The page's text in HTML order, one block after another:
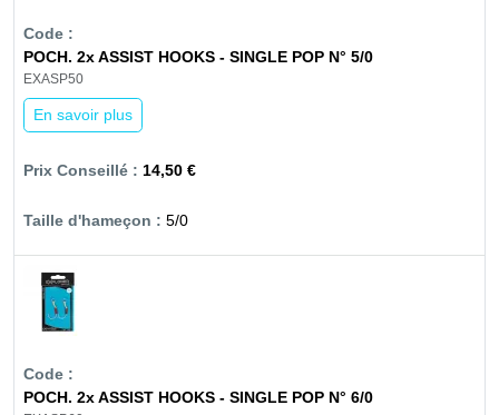
POCH. 2x ASSIST HOOKS - SINGLE POP N° 5/0
EXASP50
En savoir plus
14,50 €
5/0
POCH. 2x ASSIST HOOKS - SINGLE POP N° 6/0